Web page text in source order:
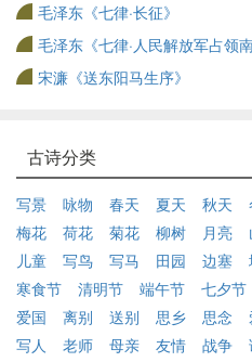
毛泽东《七律·长征》
毛泽东《七律·人民解放军占领南
宋濂《送东阳马生序》
古诗分类
写景 咏物 春天 夏天 秋天
梅花
荷花 菊花 柳树 月亮
儿童
写鸟 写马 田园 边塞
寒食节
清明节 端午节 七夕节
爱国
离别 送别 思乡 思念
写人
老师 母亲 友情 战争